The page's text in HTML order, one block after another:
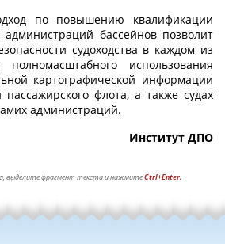
по повышению квалификации
бассейнов позволит
судоходства в каждом из
использования
картографической информации
пассажирского флота, а также судах
администраций.
Институт ДПО
выделите фрагмент текста и нажмитеCtrl+Enter.